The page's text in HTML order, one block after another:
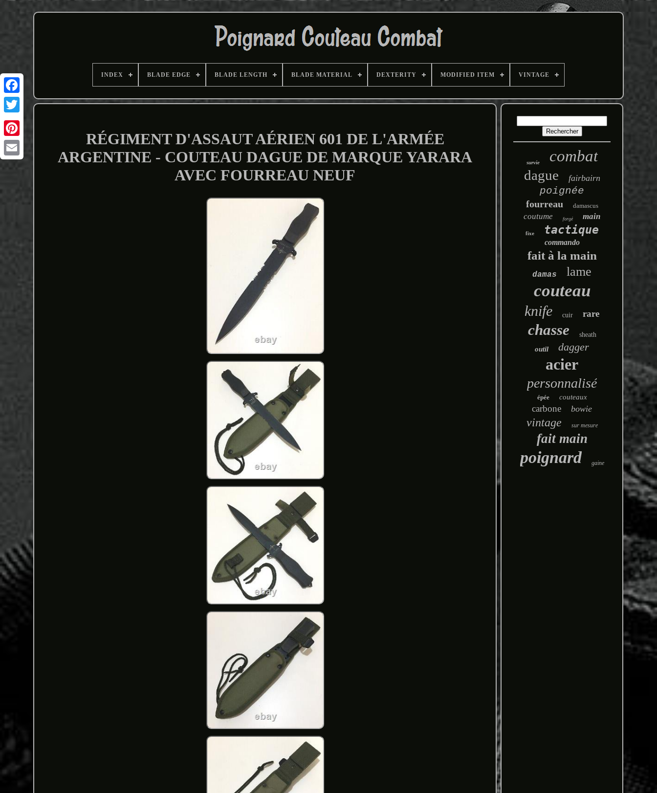
INDEX BLADE EDGE BLADE LENGTH BLADE MATERIAL DEXTERITY MODIFIED ITEM VINTAGE
RÉGIMENT D'ASSAUT AÉRIEN 601 DE L'ARMÉE
ARGENTINE - COUTEAU DAGUE DE MARQUE YARARA
AVEC FOURREAU NEUF
survie combat
dague fairbairn
poignée
fourreau damascus
coutume forgé main
fixe tactique
commando
fait à la main
damas lame
couteau
knife cuir rare
chasse sheath
outil dagger
acier
personnalisé
épée couteaux
carbone bowie
vintage sur mesure
fait main
poignard gaine